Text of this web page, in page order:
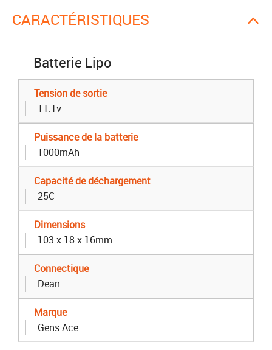
CARACTÉRISTIQUES
Batterie Lipo
Tension de sortie
11.1v
Puissance de la batterie
1000mAh
Capacité de déchargement
25C
Dimensions
103 x 18 x 16mm
Connectique
Dean
Marque
Gens Ace